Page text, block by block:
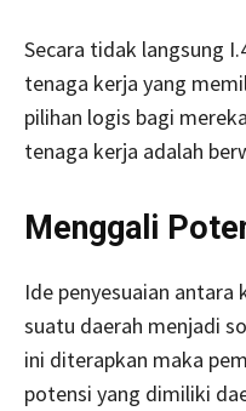
Secara tidak langsung
tenaga kerja yang
pilihan logis bagi
tenaga kerja adalah
Menggali
Ide penyesuaian antara
suatu daerah menjadi
ini diterapkan maka
potensi yang dimiliki